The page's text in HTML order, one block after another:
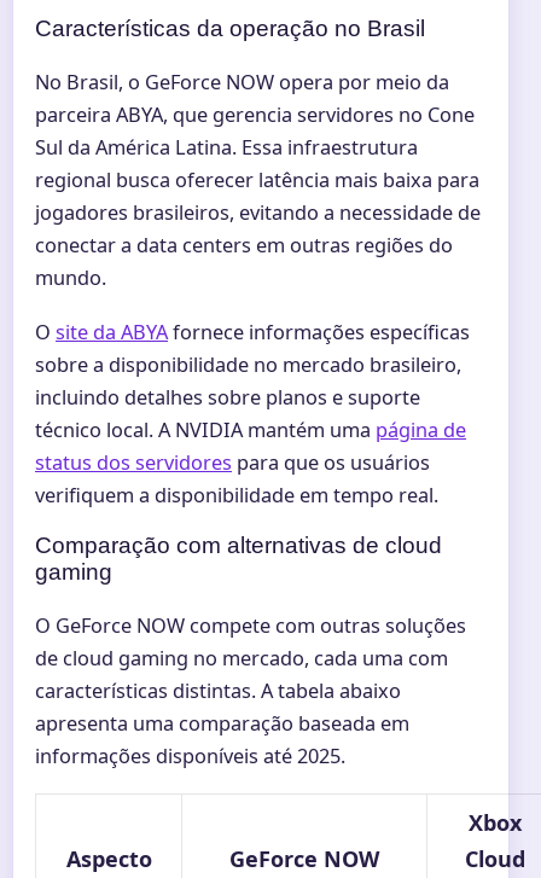
Características da operação no Brasil
No Brasil, o GeForce NOW opera por meio da
parceira ABYA, que gerencia servidores no Cone
Sul da América Latina. Essa infraestrutura
regional busca oferecer latência mais baixa para
jogadores brasileiros, evitando a necessidade de
conectar a data centers em outras regiões do
mundo.
O site da ABYAfornece informações específicas
sobre a disponibilidade no mercado brasileiro,
incluindo detalhes sobre planos e suporte
técnico local. A NVIDIA mantém uma página de
status dos servidores para que os usuários
verifiquem a disponibilidade em tempo real.
Comparação com alternativas de cloud
gaming
O GeForce NOW compete com outras soluções
de cloud gaming no mercado, cada uma com
características distintas. A tabela abaixo
apresenta uma comparação baseada em
informações disponíveis até 2025.
Aspecto GeForce NOW
Xbox
Cloud